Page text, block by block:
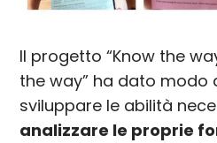
Il progetto “Know the
the way” ha dato modo
sviluppare le abilità
analizzare le proprie